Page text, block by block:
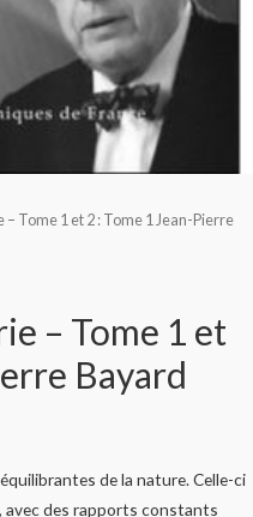
Tome 1 et 2 : Tome 1 Jean-Pierre
– Tome 1 et
Bayard
de la nature. Celle-ci
avec des rapports constants